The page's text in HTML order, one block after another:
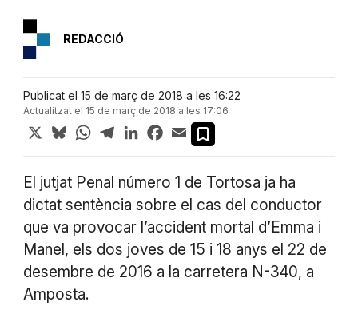
REDACCIÓ
Publicat el 15 de març de 2018 a les 16:22
Actualitzat el 15 de març de 2018 a les 17:06
X BlueskyWhatsApp
TelegramLinkedInFacebook
Email
El jutjat Penal número 1 de Tortosa ja ha
dictat sentència sobre el cas del conductor
que va provocar l’accident mortal d’Emma i
Manel, els dos joves de 15 i 18 anys el 22 de
desembre de 2016 a la carretera N-340, a
Amposta.